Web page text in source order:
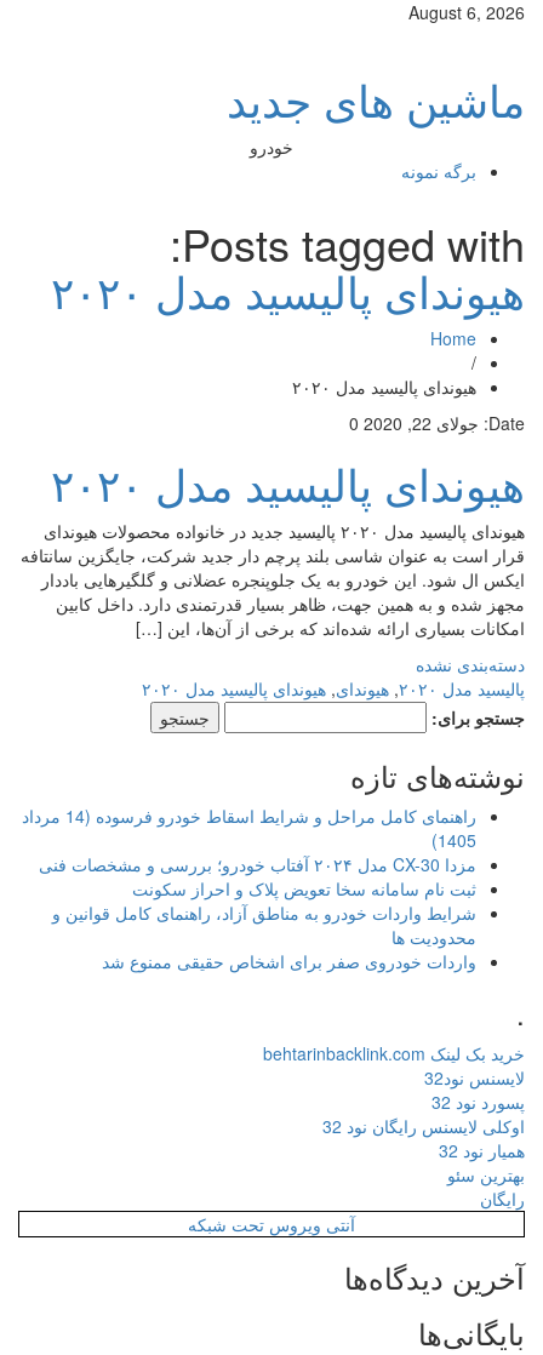
August 6, 2026
ماشین های جدید
خودرو
برگه نمونه
Posts tagged with:
هیوندای پالیسید مدل ۲۰۲۰
Home
/
هیوندای پالیسید مدل ۲۰۲۰
Date: جولای 22, 2020 0
هیوندای پالیسید مدل ۲۰۲۰
هیوندای پالیسید مدل ۲۰۲۰ پالیسید جدید در خانواده محصولات هیوندای
قرار است به عنوان شاسی بلند پرچم دار جدید شرکت، جایگزین سانتافه
ایکس ال شود. این خودرو به یک جلوپنجره عضلانی و گلگیرهایی باددار
مجهز شده و به همین جهت، ظاهر بسیار قدرتمندی دارد. داخل کابین
امکانات بسیاری ارائه شده‌اند که برخی از آن‌ها، این […]
دسته‌بندی نشده
پالیسید مدل ۲۰۲۰
, هیوندای,هیوندای پالیسید مدل ۲۰۲۰
جستجو برای:
نوشته‌های تازه
راهنمای کامل مراحل و شرایط اسقاط خودرو فرسوده (14 مرداد
1405)
مزدا CX-30 مدل ۲۰۲۴ آفتاب خودرو؛ بررسی و مشخصات فنی
ثبت نام سامانه سخا تعویض پلاک و احراز سکونت
شرایط واردات خودرو به مناطق آزاد، راهنمای کامل قوانین و
محدودیت ها
واردات خودروی صفر برای اشخاص حقیقی ممنوع شد
خرید بک لینک behtarinbacklink.com
لایسنس نود32
پسورد نود 32
اوکلی لایسنس رایگان نود 32
همیار نود 32
بهترین سئو
رایگان
آنتی ویروس تحت شبکه
آخرین دیدگاه‌ها
بایگانی‌ها